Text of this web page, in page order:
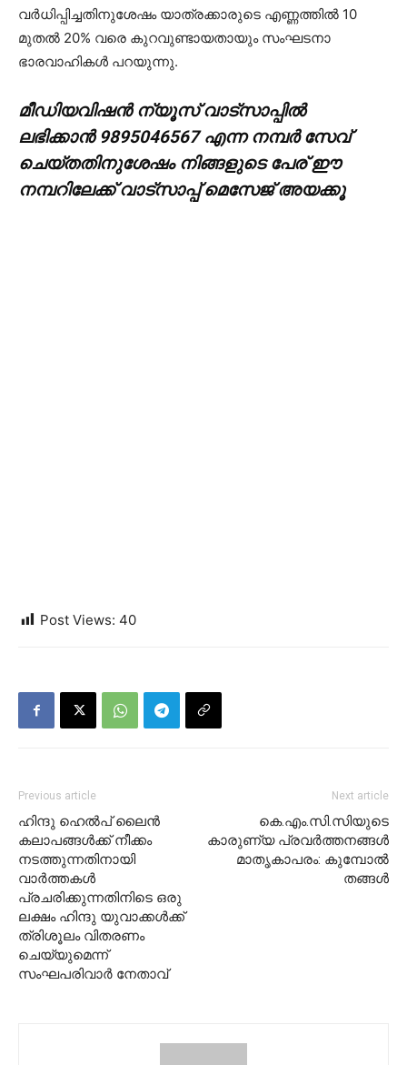
വര്‍ധിപ്പിച്ചതിനുശേഷം യാത്രക്കാരുടെ എണ്ണത്തില്‍ 10
മുതല്‍ 20% വരെ കുറവുണ്ടായതായും സംഘടനാ
ഭാരവാഹികള്‍ പറയുന്നു.
മീഡിയവിഷൻ ന്യൂസ് വാട്സാപ്പില്‍
ലഭിക്കാന്‍ 9895046567 എന്ന നമ്പര്‍ സേവ്
ചെയ്തതിനുശേഷം നിങ്ങളുടെ പേര് ഈ
നമ്പറിലേക്ക് വാട്സാപ്പ് മെസേജ് അയക്കൂ
Post Views: 40
Previous article
ഹിന്ദു ഹെല്‍പ് ലൈന്‍
കലാപങ്ങള്‍ക്ക് നീക്കം
നടത്തുന്നതിനായി
വാര്‍ത്തകള്‍
പ്രചരിക്കുന്നതിനിടെ ഒരു
ലക്ഷം ഹിന്ദു യുവാക്കള്‍ക്ക്
ത്രിശൂലം വിതരണം
ചെയ്യുമെന്ന്
സംഘപരിവാര്‍ നേതാവ്‌
Next article
കെ.എം.സി.സിയുടെ
കാരുണ്യ പ്രവർത്തനങ്ങൾ
മാതൃകാപരം: കുമ്പോൽ
തങ്ങൾ